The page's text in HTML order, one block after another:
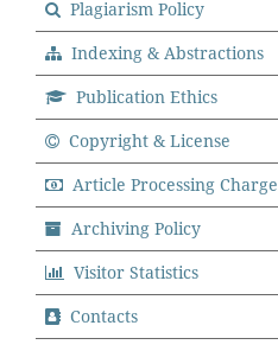
Plagiarism Policy
Indexing & Abstractions
Publication Ethics
Copyright & License
Article Processing Charge
Archiving Policy
Visitor Statistics
Contacts